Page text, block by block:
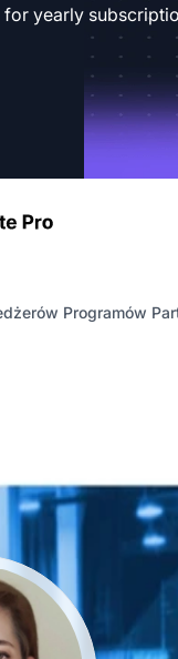
for yearly
Programów